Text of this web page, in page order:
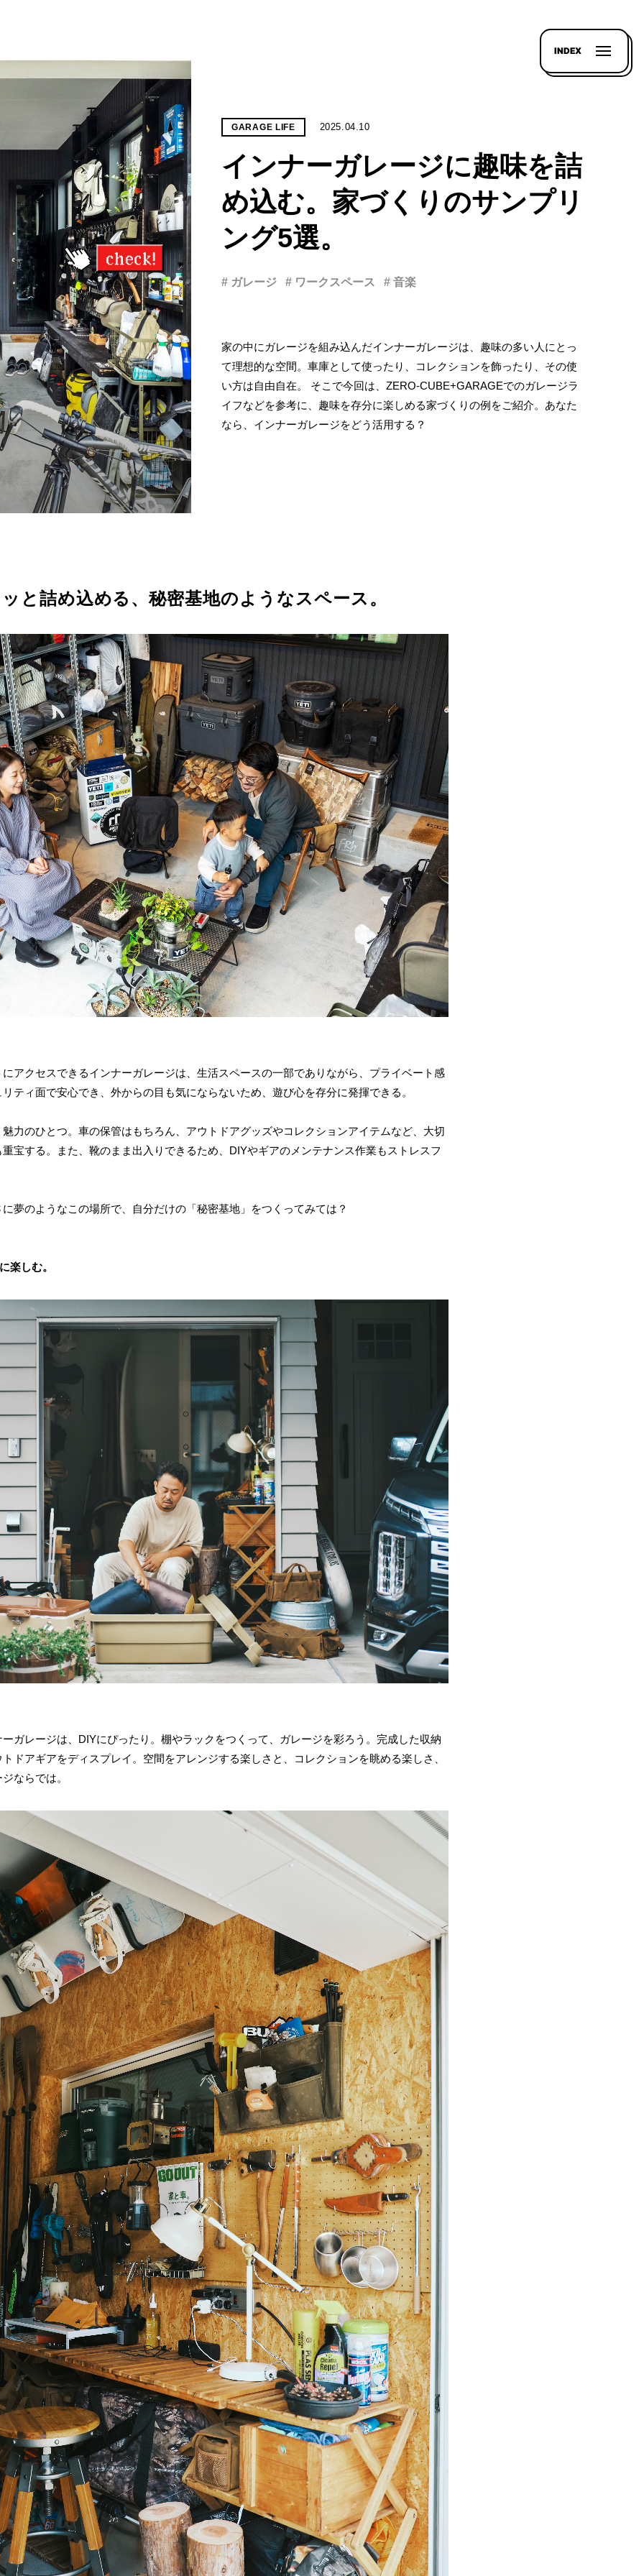
INDEX
GARAGE LIFE 2025.04.10
インナーガレージに趣味を詰
め込む。家づくりのサンプリ
ング5選。
# ガレージ # ワークスペース # 音楽
家の中にガレージを組み込んだインナーガレージは、趣味の多い人にとっ
て理想的な空間。車庫として使ったり、コレクションを飾ったり、その使
い方は自由自在。 そこで今回は、ZERO-CUBE+GARAGEでのガレージラ
イフなどを参考に、趣味を存分に楽しめる家づくりの例をご紹介。あなた
なら、インナーガレージをどう活用する？
ッと詰め込める、秘密基地のようなスペース。
アクセスできるインナーガレージは、生活スペースの一部でありながら、プライベート感
ティ面で安心でき、外からの目も気にならないため、遊び心を存分に発揮できる。
力のひとつ。車の保管はもちろん、アウトドアグッズやコレクションアイテムなど、大切
宝する。また、靴のまま出入りできるため、DIYやギアのメンテナンス作業もストレスフ
夢のようなこの場所で、自分だけの「秘密基地」をつくってみては？
楽しむ。
ガレージは、DIYにぴったり。棚やラックをつくって、ガレージを彩ろう。完成した収納
ドアギアをディスプレイ。空間をアレンジする楽しさと、コレクションを眺める楽しさ、
ならでは。